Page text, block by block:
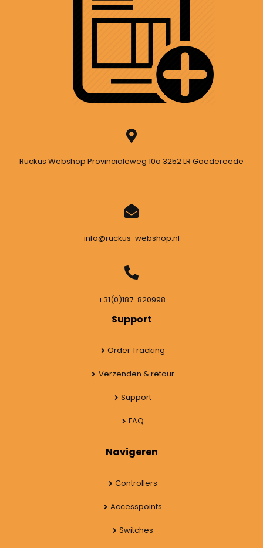
Ruckus Webshop Provincialeweg 10a 3252 LR Goedereede
info@ruckus-webshop.nl
+31(0)187-820998
Support
Order Tracking
Verzenden & retour
Support
FAQ
Navigeren
Controllers
Accesspoints
Switches